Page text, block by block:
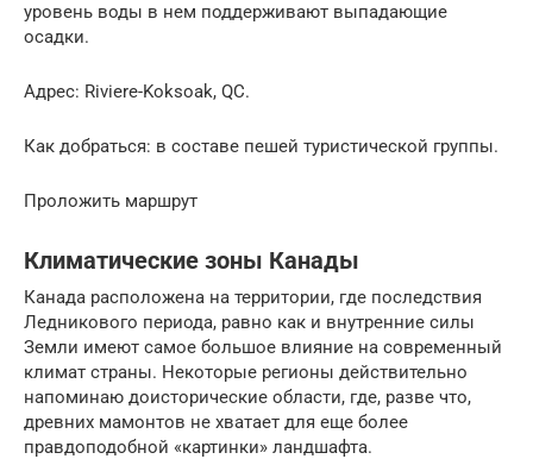
уровень воды в нем поддерживают выпадающие
осадки.
Адрес: Riviere-Koksoak, QC.
Как добраться: в составе пешей туристической группы.
Проложить маршрут
Климатические зоны Канады
Канада расположена на территории, где последствия
Ледникового периода, равно как и внутренние силы
Земли имеют самое большое влияние на современный
климат страны. Некоторые регионы действительно
напоминаю доисторические области, где, разве что,
древних мамонтов не хватает для еще более
правдоподобной «картинки» ландшафта.